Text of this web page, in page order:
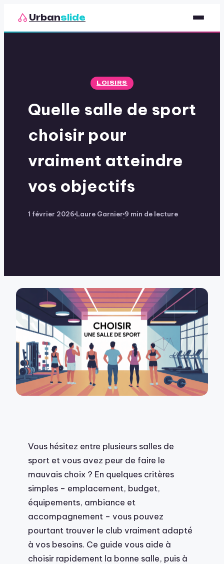
Urbanslide
Loisirs
LOISIRS
Quelle salle de sport
choisir pour
vraiment atteindre
vos objectifs
1 février 2026
·
Laure Garnier
·
9 min de lecture
Vous hésitez entre plusieurs salles de
sport et vous avez peur de faire le
mauvais choix ? En quelques critères
simples – emplacement, budget,
équipements, ambiance et
accompagnement – vous pouvez
pourtant trouver le club vraiment adapté
à vos besoins. Ce guide vous aide à
choisir rapidement la bonne salle, puis à